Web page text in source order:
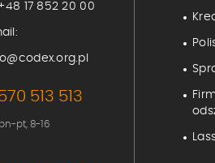
17 852 20 00
513 513
pn-pt, 8-16